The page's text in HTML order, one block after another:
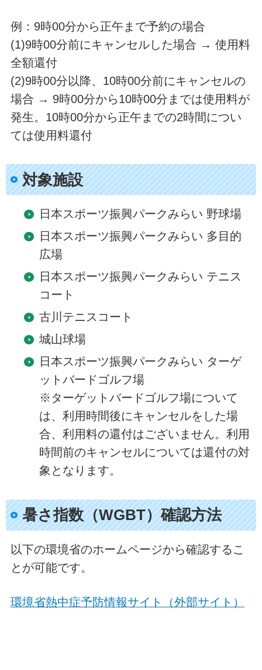
例：9時00分から正午まで予約の場合
(1)9時00分前にキャンセルした場合 → 使用料
全額還付
(2)9時00分以降、10時00分前にキャンセルの
場合 → 9時00分から10時00分までは使用料が
発生。10時00分から正午までの2時間につい
ては使用料還付
対象施設
日本スポーツ振興パークみらい 野球場
日本スポーツ振興パークみらい 多目的
広場
日本スポーツ振興パークみらい テニス
コート
古川テニスコート
城山球場
日本スポーツ振興パークみらい ターゲ
ットバードゴルフ場
※ターゲットバードゴルフ場について
は、利用時間後にキャンセルをした場
合、利用料の還付はございません。利用
時間前のキャンセルについては還付の対
象となります。
暑さ指数（WGBT）確認方法
以下の環境省のホームページから確認するこ
とが可能です。
環境省熱中症予防情報サイト（外部サイト）